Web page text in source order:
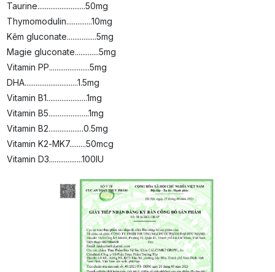
Taurine..........................50mg
Thymomodulin..............10mg
Kẽm gluconate................5mg
Magie gluconate.............5mg
Vitamin PP......................5mg
DHA.............................1.5mg
Vitamin B1......................1mg
Vitamin B5......................1mg
Vitamin B2...................0.5mg
Vitamin K2-MK7.........50mcg
Vitamin D3..................100IU